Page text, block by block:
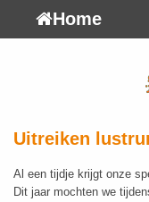
Uitreiken
Al een tijdje krijgt onze
Dit jaar mochten we
Home